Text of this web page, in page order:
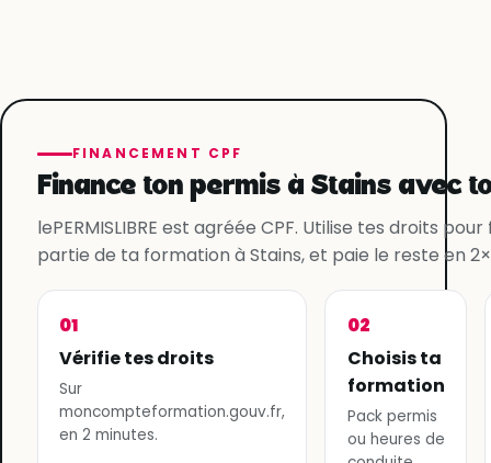
FINANCEMENT CPF
Finance ton permis à Stains avec
lePERMISLIBRE est agréée CPF. Utilise tes droits
partie de ta formation à Stains, et paie le reste en
01
Vérifie tes droits
Sur
moncompteformation.gouv.fr,
en 2 minutes.
02
Choisis ta
formation
Pack permis
ou heures de